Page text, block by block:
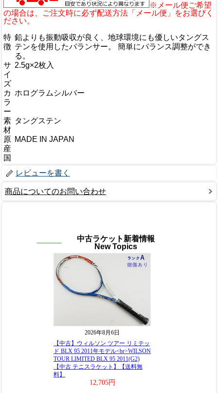
※メール便ご希望
の場合は、ご注文時に必ず配送方法「メール便」をお選びく
ださい。
特
徴
鉛よりも振動吸収が良く、地球環境にも優しいタングス
テンを使用したバランサー。 簡単にバランス調整ができ
る。
サ
イ
ズ
2.5g×2枚入
カ
ラ
ー
ホログラムシルバー
素
材
タングステン
原
産
国
MADE IN JAPAN
レビューを書く
商品についてのお問い合わせ
中古ラケット新着情報
New Topics